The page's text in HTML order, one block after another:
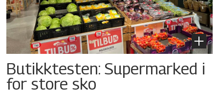
Butikktesten: Supermarked i
for store sko